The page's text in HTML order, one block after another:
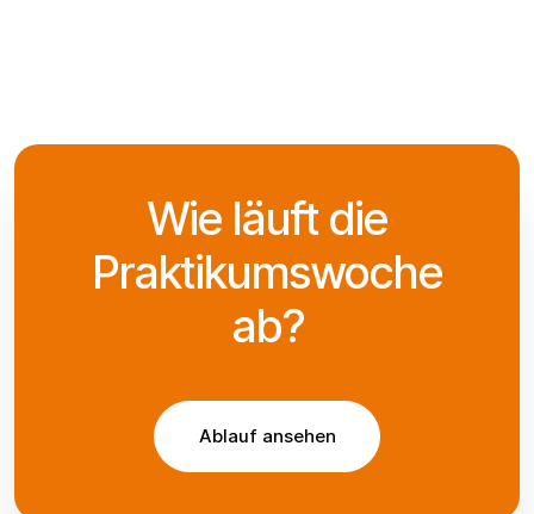
Wie läuft die
Praktikumswoche
ab?
Ablauf ansehen